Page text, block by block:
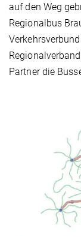
auf den Weg
Regionalbus
Partner die